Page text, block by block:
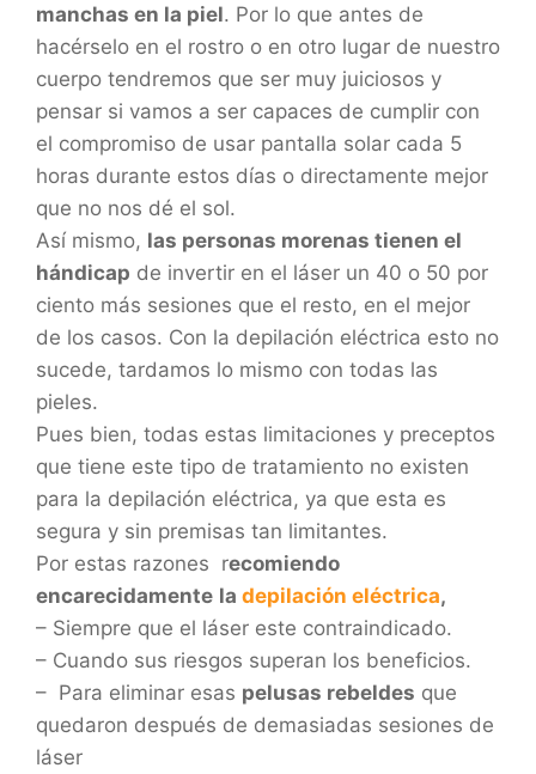
manchas en la piel. Por lo que antes de
hacérselo en el rostro o en otro lugar de nuestro
cuerpo tendremos que ser muy juiciosos y
pensar si vamos a ser capaces de cumplir con
el compromiso de usar pantalla solar cada 5
horas durante estos días o directamente mejor
que no nos dé el sol.
Así mismo, las personas morenas tienen el
hándicap de invertir en el láser un 40 o 50 por
ciento más sesiones que el resto, en el mejor
de los casos. Con la depilación eléctrica esto no
sucede, tardamos lo mismo con todas las
pieles.
Pues bien, todas estas limitaciones y preceptos
que tiene este tipo de tratamiento no existen
para la depilación eléctrica, ya que esta es
segura y sin premisas tan limitantes.
Por estas razones recomiendo
encarecidamente la depilación eléctrica,
– Siempre que el láser este contraindicado.
– Cuando sus riesgos superan los beneficios.
– Para eliminar esas pelusas rebeldes que
quedaron después de demasiadas sesiones de
láser